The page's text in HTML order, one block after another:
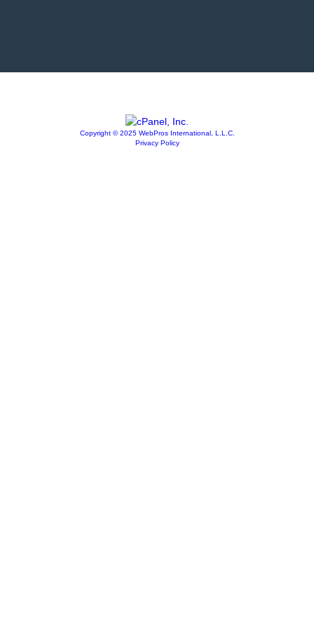
Copyright © 2025 WebPros International, L.L.C.
Privacy Policy